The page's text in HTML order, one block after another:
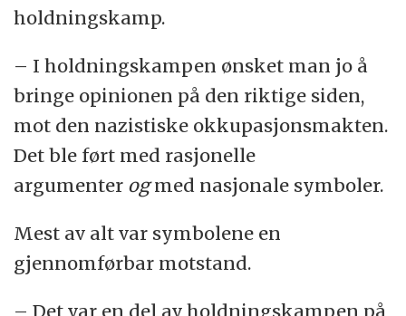
holdningskamp.
– I holdningskampen ønsket man jo å
bringe opinionen på den riktige siden,
mot den nazistiske okkupasjonsmakten.
Det ble ført med rasjonelle
argumenter ogmed nasjonale symboler.
Mest av alt var symbolene en
gjennomførbar motstand.
– Det var en del av holdningskampen på